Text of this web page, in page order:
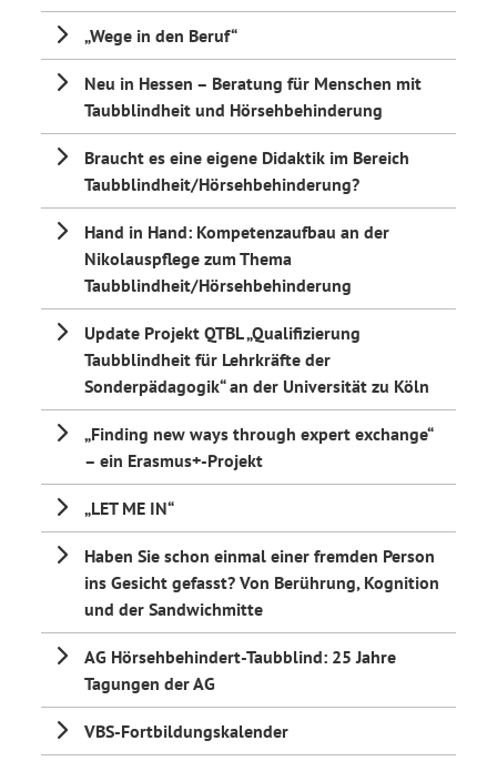
„Wege in den Beruf“
Neu in Hessen – Beratung für Menschen mit
Taubblindheit und Hörsehbehinderung
Braucht es eine eigene Didaktik im Bereich
Taubblindheit/Hörsehbehinderung?
Hand in Hand: Kompetenzaufbau an der
Nikolauspflege zum Thema
Taubblindheit/Hörsehbehinderung
Update Projekt QTBL „Qualifizierung
Taubblindheit für Lehrkräfte der
Sonderpädagogik“ an der Universität zu Köln
„Finding new ways through expert exchange“
– ein Erasmus+-Projekt
„LET ME IN“
Haben Sie schon einmal einer fremden Person
ins Gesicht gefasst? Von Berührung, Kognition
und der Sandwichmitte
AG Hörsehbehindert-Taubblind: 25 Jahre
Tagungen der AG
VBS-Fortbildungskalender